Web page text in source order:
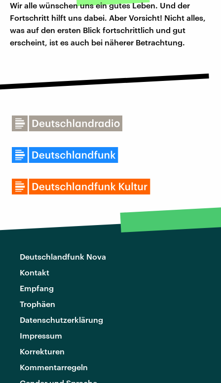
Wir alle wünschen uns ein gutes Leben. Und der
Fortschritt hilft uns dabei. Aber Vorsicht! Nicht alles,
was auf den ersten Blick fortschrittlich und gut
erscheint, ist es auch bei näherer Betrachtung.
Deutschlandfunk Nova
Kontakt
Empfang
Trophäen
Datenschutzerklärung
Impressum
Korrekturen
Kommentarregeln